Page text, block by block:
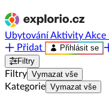
UbytováníAktivityAkce
Přidat
Přihlásit se
Filtry
Filtry Vymazat vše
Kategorie Vymazat vše